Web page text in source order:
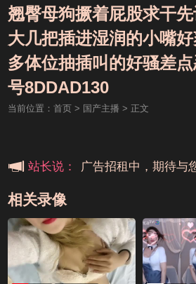
自慰
口爆
翘臀母狗撅着屁股求干
大几把插进湿润的小嘴
多体位抽插叫的好骚差
号8DDAD130
当前位置： 首页> 国产主播 > 正文
站长说： 广告招租中，期待与
相关录像